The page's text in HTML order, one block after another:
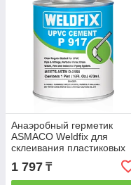
Анаэробный герметик
ASMACO Weldfix для
склеивания пластиковых
труб, 473 мл
1 797 ₸